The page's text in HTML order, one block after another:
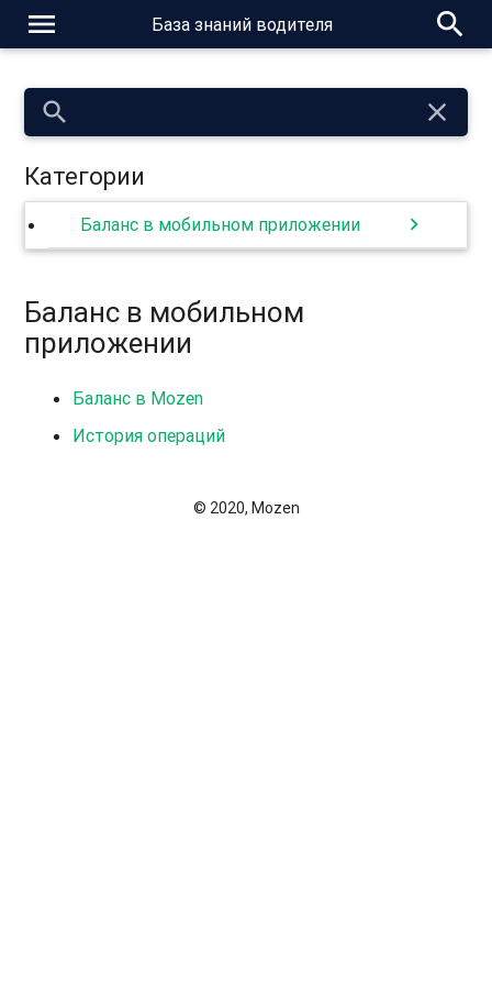
menu База знаний водителя search
search close
Категории
Баланс в мобильном приложении chevron_right
Баланс в мобильном
приложении
Баланс в Mozen
История операций
© 2020, Mozen